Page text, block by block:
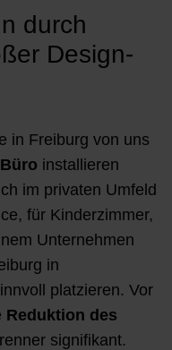
durch
Design-
in Freiburg von uns
Büro installieren
im privaten Umfeld
für Kinderzimmer,
Unternehmen
in
platzieren. Vor
Reduktion des
signifikant.